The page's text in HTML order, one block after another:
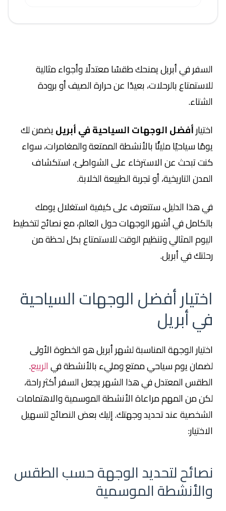
السفر في أبريل يمنحك طقسًا معتدلًا وأجواء مثالية
للاستمتاع بالرحلات، بعيدًا عن حرارة الصيف أو برودة
الشتاء.
اختيارأفضل الوجهات السياحية في أبريليضمن لك
يومًا سياحيًا مليئًا بالأنشطة الممتعة والمغامرات، سواء
كنت تبحث عن الاسترخاء على الشواطئ، استكشاف
المدن التاريخية، أو تجربة الطبيعة الخلابة.
في هذا الدليل، ستتعرف على كيفية استغلال يومك
بالكامل في أشهر الوجهات حول العالم، مع نصائح لتخطيط
اليوم المثالي وتنظيم الوقت للاستمتاع بكل لحظة من
رحلتك في أبريل.
اختيار أفضل الوجهات السياحية
في أبريل
اختيار الوجهة المناسبة لشهر أبريل هو الخطوة الأولى
لضمان يوم سياحي ممتع ومليء بالأنشطة فيالربيع.
الطقس المعتدل في هذا الشهر يجعل السفر أكثر راحة،
لكن من المهم مراعاة الأنشطة الموسمية والاهتمامات
الشخصية عند تحديد وجهتك. إليك بعض النصائح لتسهيل
الاختيار:
نصائح لتحديد الوجهة حسب الطقس
والأنشطة الموسمية